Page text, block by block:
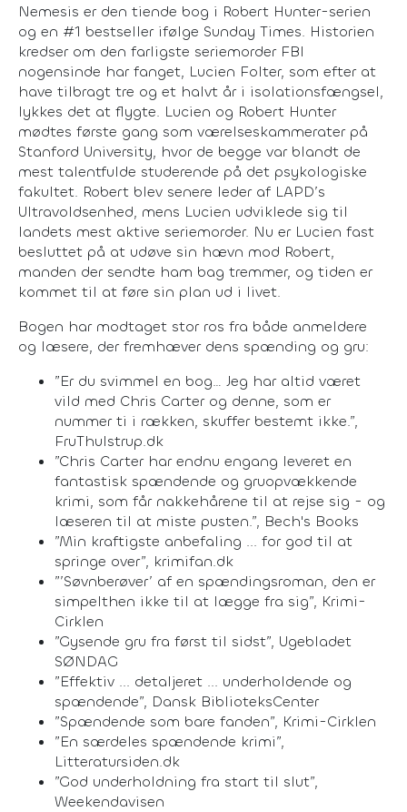
Nemesis er den tiende bog i Robert Hunter-serien
og en #1 bestseller ifølge Sunday Times. Historien
kredser om den farligste seriemorder FBI
nogensinde har fanget, Lucien Folter, som efter at
have tilbragt tre og et halvt år i isolationsfængsel,
lykkes det at flygte. Lucien og Robert Hunter
mødtes første gang som værelseskammerater på
Stanford University, hvor de begge var blandt de
mest talentfulde studerende på det psykologiske
fakultet. Robert blev senere leder af LAPD’s
Ultravoldsenhed, mens Lucien udviklede sig til
landets mest aktive seriemorder. Nu er Lucien fast
besluttet på at udøve sin hævn mod Robert,
manden der sendte ham bag tremmer, og tiden er
kommet til at føre sin plan ud i livet.
Bogen har modtaget stor ros fra både anmeldere
og læsere, der fremhæver dens spænding og gru:
”Er du svimmel en bog… Jeg har altid været
vild med Chris Carter og denne, som er
nummer ti i rækken, skuffer bestemt ikke.”,
FruThulstrup.dk
”Chris Carter har endnu engang leveret en
fantastisk spændende og gruopvækkende
krimi, som får nakkehårene til at rejse sig - og
læseren til at miste pusten.”, Bech's Books
”Min kraftigste anbefaling ... for god til at
springe over”, krimifan.dk
”’Søvnberøver’ af en spændingsroman, den er
simpelthen ikke til at lægge fra sig”, Krimi-
Cirklen
”Gysende gru fra først til sidst”, Ugebladet
SØNDAG
”Effektiv ... detaljeret ... underholdende og
spændende”, Dansk BiblioteksCenter
”Spændende som bare fanden”, Krimi-Cirklen
”En særdeles spændende krimi”,
Litteratursiden.dk
”God underholdning fra start til slut”,
Weekendavisen